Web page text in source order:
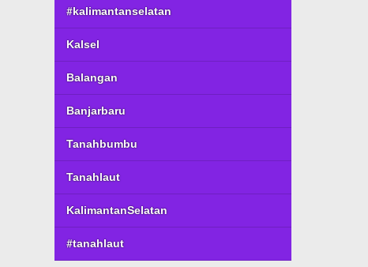
#kalimantanselatan
Kalsel
Balangan
Banjarbaru
Tanahbumbu
Tanahlaut
KalimantanSelatan
#tanahlaut